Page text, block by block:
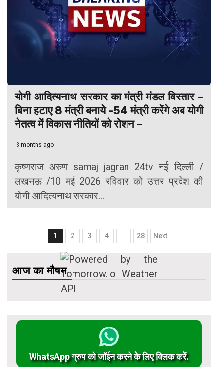
योगी आदित्यनाथ सरकार का मंत्री मंडल विस्तार –
बिना हटाए 8 मंत्री बनाये -54 मंत्री करेंगे अब योगी
नेतत्व में विकास नीतियों को रोशन –
3 months ago
कृष्णराज अरुण samaj jagran 24tv नई दिल्ली /
लखनऊ /10 मई 2026 रविवार को उत्तर प्रदेश की
योगी आदित्यनाथ सरकार...
Posts
navigation
1 2 3 4 28 Next
आज का मौषम
WhatsApp ग्रुप को जॉईन करने के लिए क्लिक करें.